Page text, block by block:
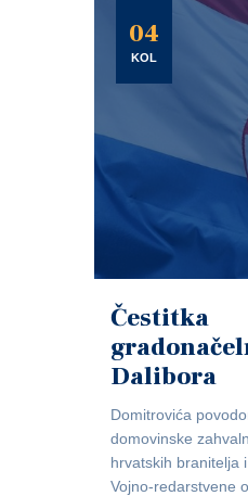
04
KOL
Čestitka
Dalibora
Domitrovića
domovinske
hrvatskih branitelja
Vojno-redarstvene